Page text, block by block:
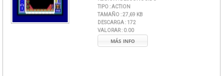
TIPO :ACTION
TAMAÑO :27,69 KB
DESCARGA : 172
VALORAR : 0.00
MÁS INFO